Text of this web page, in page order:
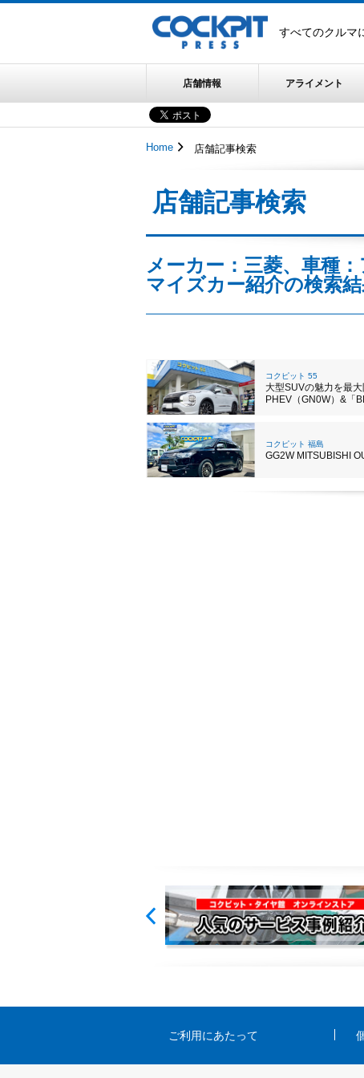
すべてのクルマ
店舗情報 アライメント
Home 店舗記事検索
店舗記事検索
メーカー：三菱、車種
マイズカー紹介の検索
コクピット 55
大型SUVの魅力を最
PHEV（GN0W）&「
コクピット 福島
GG2W MITSUBISHI
ご利用にあたって